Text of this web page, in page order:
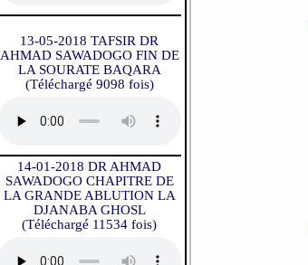
13-05-2018 TAFSIR DR
AHMAD SAWADOGO FIN DE
LA SOURATE BAQARA
(Téléchargé 9098 fois)
14-01-2018 DR AHMAD
SAWADOGO CHAPITRE DE
LA GRANDE ABLUTION LA
DJANABA GHOSL
(Téléchargé 11534 fois)